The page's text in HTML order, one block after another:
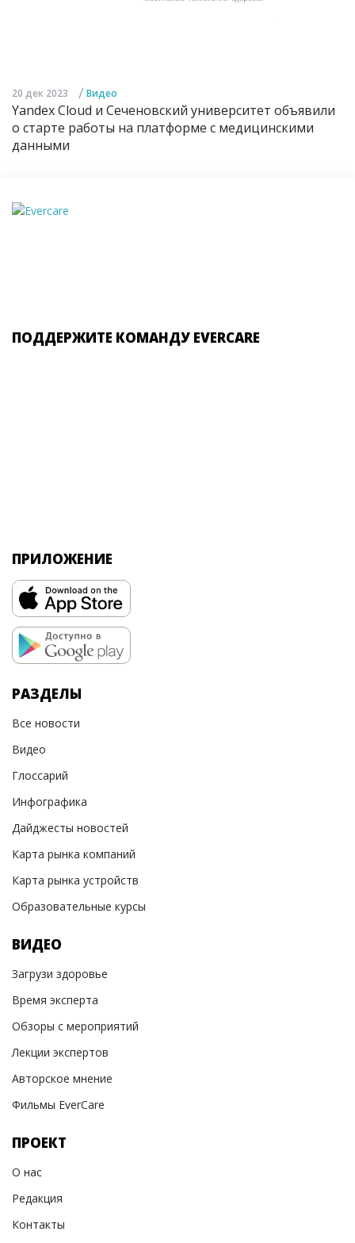
20 дек 2023 / Видео
Yandex Cloud и Сеченовский университет объявили
о старте работы на платформе с медицинскими
данными
ПОДДЕРЖИТЕ КОМАНДУ EVERCARE
ПРИЛОЖЕНИЕ
РАЗДЕЛЫ
Все новости
Видео
Глоссарий
Инфографика
Дайджесты новостей
Карта рынка компаний
Карта рынка устройств
Образовательные курсы
ВИДЕО
Загрузи здоровье
Время эксперта
Обзоры с мероприятий
Лекции экспертов
Авторское мнение
Фильмы EverCare
ПРОЕКТ
О нас
Редакция
Контакты